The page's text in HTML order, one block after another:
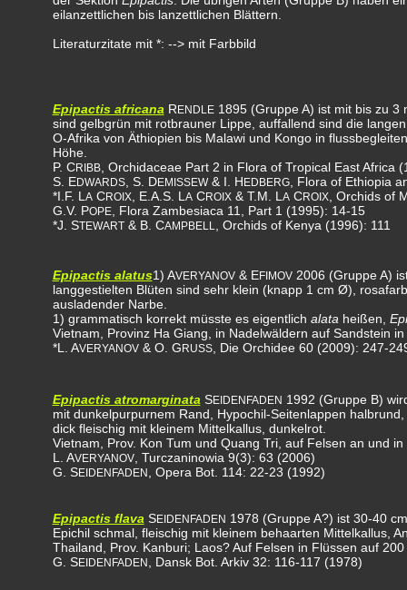
eilanzettlichen bis lanzettlichen Blättern.
Literaturzitate mit *: --> mit Farbbild
Epipactis africana RENDLE1895 (Gruppe A) ist mit bis zu 3
sind gelbgrün mit rotbrauner Lippe, auffallend sind die
O-Afrika von Äthiopien bis Malawi und Kongo in
Höhe.
P. CRIBB, Orchidaceae Part 2 in Flora of Tropical East Africa
S. EDWARDS, S. DEMISSEW& I. H EDBERG, Flora of Ethiopia
*I.F. L ACROIX, E.A.S. L ACROIX& T.M. L ACROIX, Orchids of
G.V. POPE, Flora Zambesiaca 11, Part 1 (1995): 14-15
*J. STEWART& B. CAMPBELL , Orchids of Kenya (1996): 111
Epipactis alatus1) AVERYANOV& EFIMOV2006 (Gruppe A)
langgestielten Blüten sind sehr klein (knapp 1 cm Ø),
ausladender Narbe.
1) grammatisch korrekt müsste es eigentlich alata heißen,
Vietnam, Provinz Ha Giang, in Nadelwäldern auf Sandstein
*L. AVERYANOV& O. G RUSS, Die Orchidee 60 (2009): 247-
Epipactis atromarginata SEIDENFADEN 1992 (Gruppe B)
mit dunkelpurpurnem Rand, Hypochil-Seitenlappen
dick fleischig mit kleinem Mittelkallus, dunkelrot.
Vietnam, Prov. Kon Tum und Quang Tri, auf Felsen an und
L. AVERYANOV, Turczaninowia 9(3): 63 (2006)
G. SEIDENFADEN , Opera Bot. 114: 22-23 (1992)
Epipactis flava SEIDENFADEN 1978 (Gruppe A?) ist 30-40
Epichil schmal, fleischig mit kleinem behaarten Mittelkallus,
Thailand, Prov. Kanburi; Laos? Auf Felsen in Flüssen auf
G. SEIDENFADEN , Dansk Bot. Arkiv 32: 116-117 (1978)